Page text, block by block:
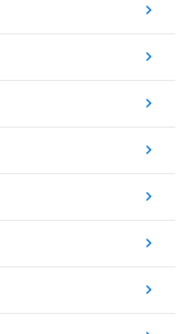
keyboard_arrow_right
keyboard_arrow_right
keyboard_arrow_right
keyboard_arrow_right
keyboard_arrow_right
keyboard_arrow_right
keyboard_arrow_right